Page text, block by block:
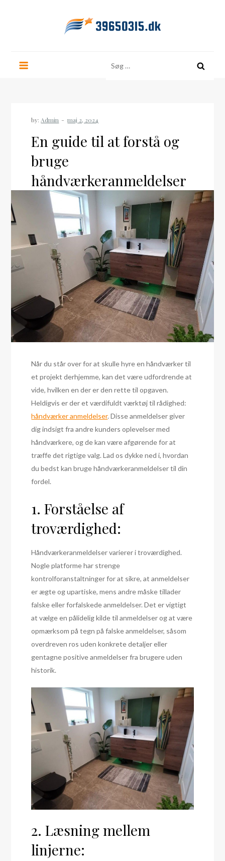
efter:
by: Admin
En guide til at forstå og
bruge
håndværkeranmeldelser
Når du står over for at skulle hyre en håndværker til
et projekt derhjemme, kan det være udfordrende at
vide, hvilken en der er den rette til opgaven.
Heldigvis er der et værdifuldt værktøj til rådighed:
håndværker anmeldelser. Disse anmeldelser giver
dig indsigt fra andre kunders oplevelser med
håndværkere, og de kan være afgørende for at
træffe det rigtige valg. Lad os dykke ned i, hvordan
du bedst kan bruge håndværkeranmeldelser til din
fordel.
1. Forståelse af
troværdighed:
Håndværkeranmeldelser varierer i troværdighed.
Nogle platforme har strenge
kontrolforanstaltninger for at sikre, at anmeldelser
er ægte og upartiske, mens andre måske tillader
falske eller forfalskede anmeldelser. Det er vigtigt
at vælge en pålidelig kilde til anmeldelser og at være
opmærksom på tegn på falske anmeldelser, såsom
overdreven ros uden konkrete detaljer eller
gentagne positive anmeldelser fra brugere uden
historik.
2. Læsning mellem
linjerne: